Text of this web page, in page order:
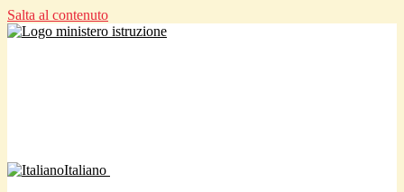
Salta al contenuto
Italiano